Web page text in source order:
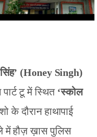
सिंह’ (Honey Singh)
टू में स्थित ‘स्कोल
के दौरान हाथापाई
में हौज़ ख़ास पुलिस